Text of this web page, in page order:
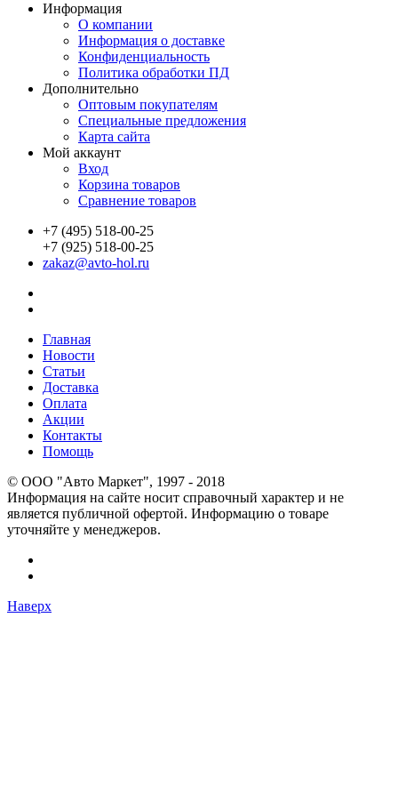
Информация
О компании
Информация о доставке
Конфиденциальность
Политика обработки ПД
Дополнительно
Оптовым покупателям
Специальные предложения
Карта сайта
Мой аккаунт
Вход
Корзина товаров
Сравнение товаров
+7 (495) 518-00-25
+7 (925) 518-00-25
zakaz@avto-hol.ru
Главная
Новости
Статьи
Доставка
Оплата
Акции
Контакты
Помощь
© OOO "Авто Маркет", 1997 - 2018
Информация на сайте носит справочный характер и не
является публичной офертой. Информацию о товаре
уточняйте у менеджеров.
Наверх